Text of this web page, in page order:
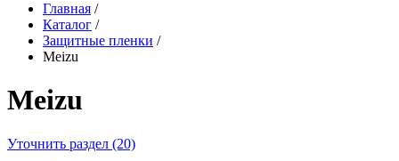
Главная /
Каталог /
Защитные пленки /
Meizu
Meizu
Уточнить раздел (20)